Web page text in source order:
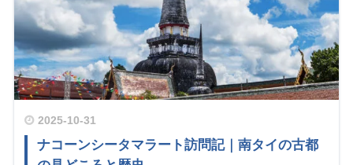
2025-10-31
ナコーンシータマラート訪問記｜南タイの古都